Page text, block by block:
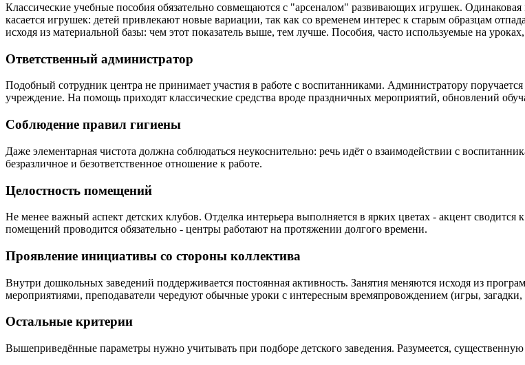
Классические учебные пособия обязательно совмещаются с "арсеналом" развивающих игрушек.
касается игрушек: детей привлекают новые вариации, так как со временем интерес к старым образцам
исходя из материальной базы: чем этот показатель выше, тем лучше. Пособия, часто используемые на
Ответственный администратор
Подобный сотрудник центра не принимает участия в работе с воспитанниками. Администратору
учреждение. На помощь приходят классические средства вроде праздничных мероприятий, обновлений
Соблюдение правил гигиены
Даже элементарная чистота должна соблюдаться неукоснительно: речь идёт о взаимодействии с
безразличное и безответственное отношение к работе.
Целостность помещений
Не менее важный аспект детских клубов. Отделка интерьера выполняется в ярких цветах - акцент
помещений проводится обязательно - центры работают на протяжении долгого времени.
Проявление инициативы со стороны коллектива
Внутри дошкольных заведений поддерживается постоянная активность. Занятия меняются исходя из
мероприятиями, преподаватели чередуют обычные уроки с интересным времяпровождением (игры, загадки,
Остальные критерии
Вышеприведённые параметры нужно учитывать при подборе детского заведения. Разумеется,